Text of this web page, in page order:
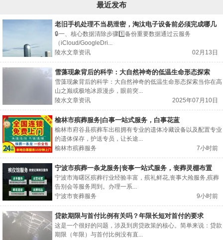
最近发布
老旧手机处理不当易泄密，淘汰电子设备前必须完成哪几
步？
🔒一、核心数据清除步骤1️⃣备份重要数据通过云服务
（iCloud/GoogleDri...
陵水文章资讯
02月13日
雪藻现象背后的科学：大自然神奇的低温生命形态探索
雪藻现象背后的科学：大自然神奇的低温生命形态探索当你在高
山之巅或极地冰原漫步，眼前突...
陵水文章资讯
2025年07月10日
榆林市殡葬服务|白事一站式服务，白事花蓝
榆林市府谷县殡葬车出租拥有专业的遗体冷藏设备以及配置专业
的遗体保存，护送专员，让长途...
榆林市殡葬服务
7小时前
宁波市殡葬一条龙服务|丧事一站式服务，丧葬灵棚布置
宁波市海曙区殡葬行业经验丰富，殡礼鲜花,丧事大殓服务,殡葬
告别会等服务周到。办理一系...
宁波市丧葬服务
9小时前
贷款期限与首付比例有关吗？年限长短对首付的要求
这是一个很好的问题，涉及到房贷政策的核心。简单来说：贷款
期限（年限）与首付比例没有直...